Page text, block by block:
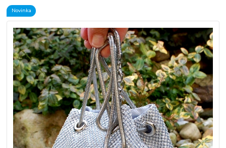
Novinka